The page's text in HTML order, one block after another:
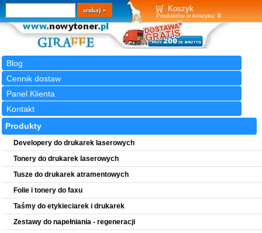
Koszyk
Produktów w koszyku: 0
Blog
Cennik dostaw
Panel Klienta
Kontakt
Wyszukiwarka
szukaj
Produkty
Developery do drukarek laserowych
Tonery do drukarek laserowych
Tusze do drukarek atramentowych
Folie i tonery do faxu
Taśmy do etykieciarek i drukarek
Zestawy do napełniania - regeneracji